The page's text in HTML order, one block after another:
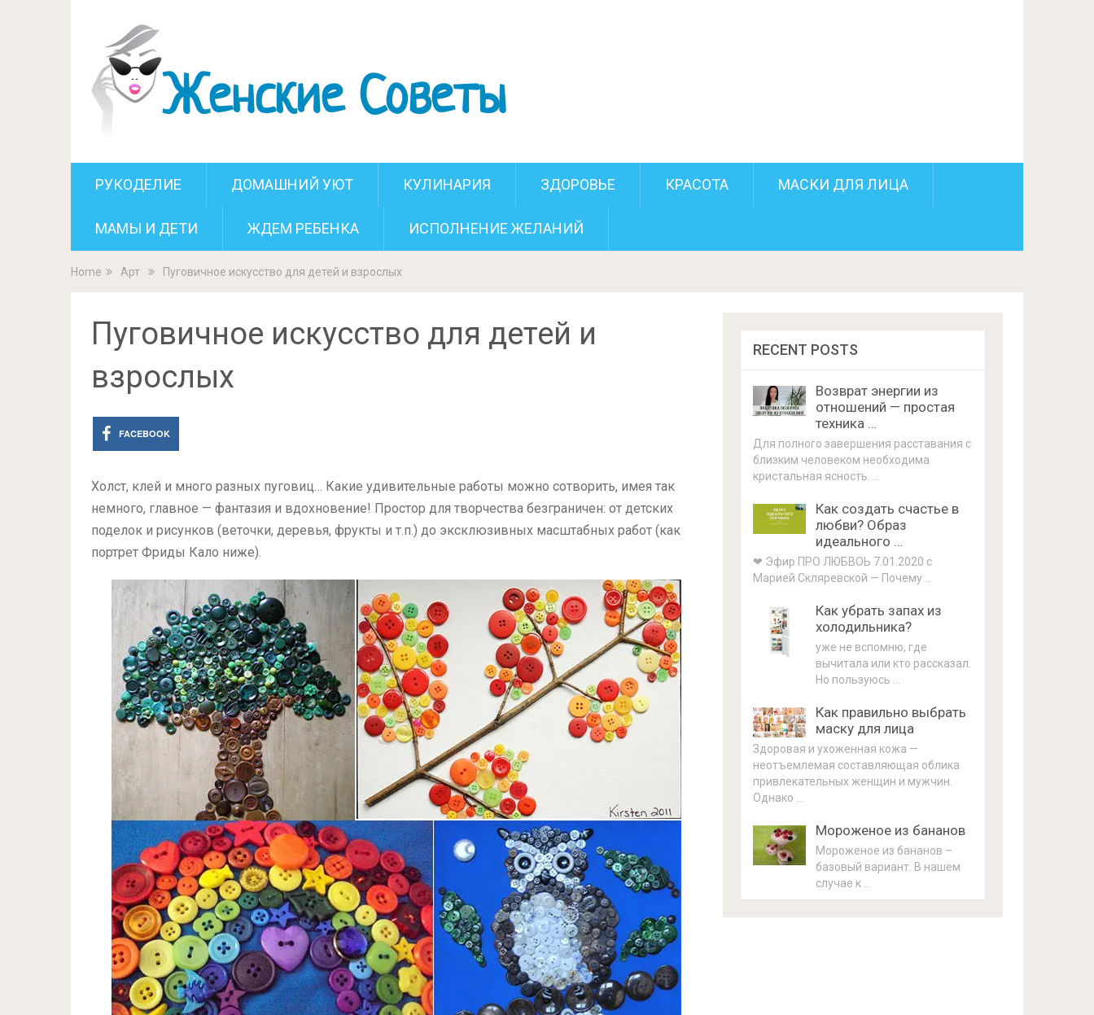
РУКОДЕЛИЕ ДОМАШНИЙ УЮТ КУЛИНАРИЯ ЗДОРОВЬЕ КРАСОТА МАСКИ ДЛЯ ЛИЦА
МАМЫ И ДЕТИ ЖДЕМ РЕБЕНКА ИСПОЛНЕНИЕ ЖЕЛАНИЙ
Home Арт Пуговичное искусство для детей и взрослых
Пуговичное искусство для детей и
взрослых
FACEBOOK
Холст, клей и много разных пуговиц… Какие удивительные работы можно сотворить, имея так
немного, главное — фантазия и вдохновение! Простор для творчества безграничен: от детских
поделок и рисунков (веточки, деревья, фрукты и т.п.) до эксклюзивных масштабных работ (как
портрет Фриды Кало ниже).
RECENT POSTS
Возврат энергии из
отношений — простая
техника …
Для полного завершения расставания с
близким человеком необходима
кристальная ясность. …
Как создать счастье в
любви? Образ
идеального …
❤ Эфир ПРО ЛЮБВОЬ 7.01.2020 с
Марией Скляревской — Почему …
Как убрать запах из
холодильника?
уже не вспомню, где
вычитала или кто рассказал.
Но пользуюсь …
Как правильно выбрать
маску для лица
Здоровая и ухоженная кожа —
неотъемлемая составляющая облика
привлекательных женщин и мужчин.
Однако …
Мороженое из бананов
Мороженое из бананов –
базовый вариант. В нашем
случае к …